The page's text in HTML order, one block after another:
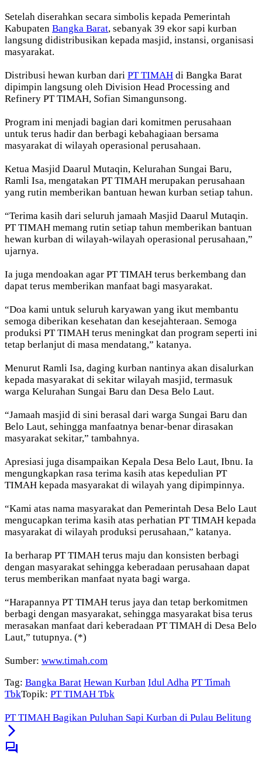
Setelah diserahkan secara simbolis kepada Pemerintah
Kabupaten Bangka Barat, sebanyak 39 ekor sapi kurban
langsung didistribusikan kepada masjid, instansi, organisasi
masyarakat.
Distribusi hewan kurban dari PT TIMAH di Bangka Barat
dipimpin langsung oleh Division Head Processing and
Refinery PT TIMAH, Sofian Simangunsong.
Program ini menjadi bagian dari komitmen perusahaan
untuk terus hadir dan berbagi kebahagiaan bersama
masyarakat di wilayah operasional perusahaan.
Ketua Masjid Daarul Mutaqin, Kelurahan Sungai Baru,
Ramli Isa, mengatakan PT TIMAH merupakan perusahaan
yang rutin memberikan bantuan hewan kurban setiap tahun.
“Terima kasih dari seluruh jamaah Masjid Daarul Mutaqin.
PT TIMAH memang rutin setiap tahun memberikan bantuan
hewan kurban di wilayah-wilayah operasional perusahaan,”
ujarnya.
Ia juga mendoakan agar PT TIMAH terus berkembang dan
dapat terus memberikan manfaat bagi masyarakat.
“Doa kami untuk seluruh karyawan yang ikut membantu
semoga diberikan kesehatan dan kesejahteraan. Semoga
produksi PT TIMAH terus meningkat dan program seperti ini
tetap berlanjut di masa mendatang,” katanya.
Menurut Ramli Isa, daging kurban nantinya akan disalurkan
kepada masyarakat di sekitar wilayah masjid, termasuk
warga Kelurahan Sungai Baru dan Desa Belo Laut.
“Jamaah masjid di sini berasal dari warga Sungai Baru dan
Belo Laut, sehingga manfaatnya benar-benar dirasakan
masyarakat sekitar,” tambahnya.
Apresiasi juga disampaikan Kepala Desa Belo Laut, Ibnu. Ia
mengungkapkan rasa terima kasih atas kepedulian PT
TIMAH kepada masyarakat di wilayah yang dipimpinnya.
“Kami atas nama masyarakat dan Pemerintah Desa Belo Laut
mengucapkan terima kasih atas perhatian PT TIMAH kepada
masyarakat di wilayah produksi perusahaan,” katanya.
Ia berharap PT TIMAH terus maju dan konsisten berbagi
dengan masyarakat sehingga keberadaan perusahaan dapat
terus memberikan manfaat nyata bagi warga.
“Harapannya PT TIMAH terus jaya dan tetap berkomitmen
berbagi dengan masyarakat, sehingga masyarakat bisa terus
merasakan manfaat dari keberadaan PT TIMAH di Desa Belo
Laut,” tutupnya. (*)
Sumber: www.timah.com
Tag: Bangka Barat Hewan Kurban Idul Adha PT Timah
TbkTopik: PT TIMAH Tbk
PT TIMAH Bagikan Puluhan Sapi Kurban di Pulau Belitung